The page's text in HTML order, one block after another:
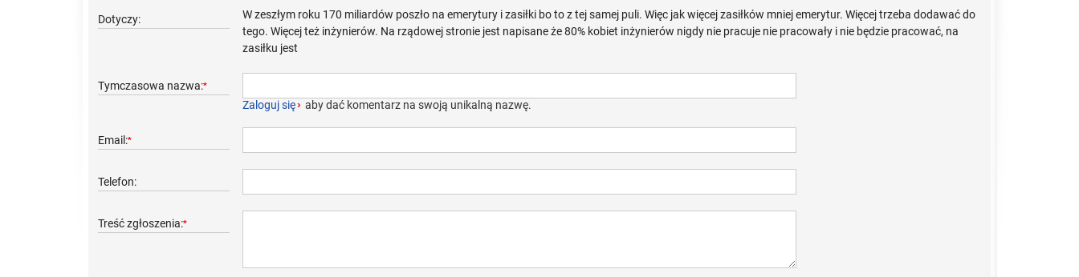
Dotyczy:
W zeszłym roku 170 miliardów poszło na emerytury i zasiłki bo to z tej samej puli. Więc jak więcej zasiłków mniej emerytur. Więcej trzeba dodawać do
tego. Więcej też inżynierów. Na rządowej stronie jest napisane że 80% kobiet inżynierów nigdy nie pracuje nie pracowały i nie będzie pracować, na
zasiłku jest
Tymczasowa nazwa:*
Zaloguj się› aby dać komentarz na swoją unikalną nazwę.
Email:*
Telefon:
Treść zgłoszenia:*